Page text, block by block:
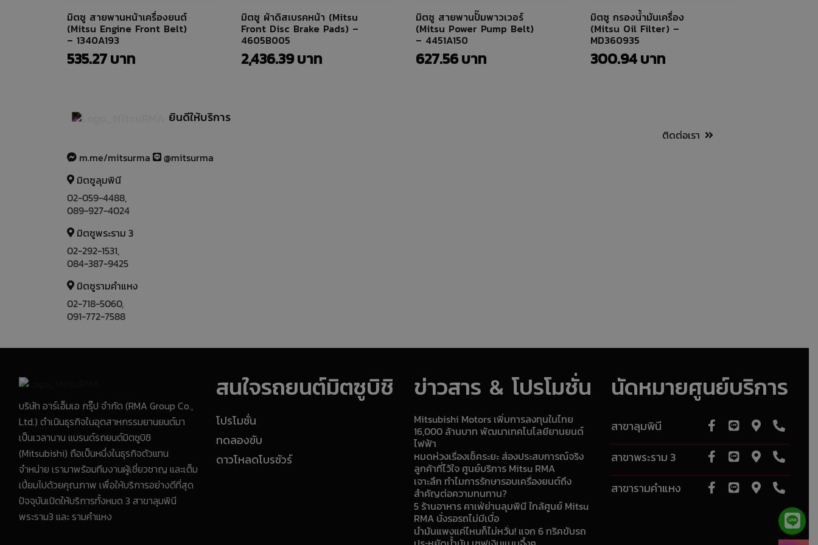
มิตซู สายพานหน้าเครื่องยนต์
(Mitsu Engine Front Belt)
– 1340A193
535.27
มิตซู ผ้าดิสเบรคหน้า (Mitsu
Front Disc Brake Pads) –
4605B005
2,436.39
มิตซู สายพานปั๊มพาวเวอร์
(Mitsu Power Pump Belt)
– 4451A150
627.56
มิตซู กรองน้ำมันเครื่อง
(Mitsu Oil Filter) –
MD360935
300.94
ยินดีให้บริการ
ติดต่อเรา
m.me/mitsurma @mitsurma
มิตซูลุมพินี
02-059-4488,
089-927-4024
มิตซูพระราม 3
02-292-1531
084-387-9425
มิตซูรามคำแหง
02-718-5060,
091-772-7588
บริษัท อาร์เอ็มเอ กรุ๊ป จำกัด (RMA Group Co.,
Ltd.) ดำเนินธุรกิจในอุตสาหกรรมยานยนต์มา
เป็นเวลานาน แบรนด์รถยนต์มิตซูบิชิ
(Mitsubishi) ถือเป็นหนึ่งในธุรกิจตัวแทน
จำหน่าย เรามาพร้อมทีมงานผู้เชี่ยวชาญ และเต็ม
เปี่ยมไปด้วยคุณภาพ เพื่อให้บริการอย่างดีที่สุด
ปัจจุบันเปิดให้บริการทั้งหมด 3 สาขาลุมพินี
พระราม3 และ รามคำแหง
สนใจรถยนต์มิตซูบิชิ
โปรโมชั่น
ทดลองขับ
ดาวโหลดโบรชัวร์
ข่าวสาร & โปรโมชั่น
Mitsubishi Motors เพิ่มการลงทุนในไทย
16,000 ล้านบาท พัฒนาเทคโนโลยียานยนต์
ไฟฟ้า
หมดห่วงเรื่องเช็คระยะ ส่องประสบการณ์จริง
ลูกค้าที่ไว้ใจ ศูนย์บริการ Mitsu RMA
เจาะลึก ทำไมการรักษารอบเครื่องยนต์ถึง
สำคัญต่อความทนทาน?
5 ร้านอาหาร คาเฟ่ย่านลุมพินี ใกล้ศูนย์ Mitsu
RMA นั่งรอรถไม่มีเบื่อ
น้ำมันแพงแค่ไหนก็ไม่หวั่น! แจก 6 ทริคขับรถ
นัดหมายศูนย์บริการ
สาขาลุมพินี
สาขาพระราม 3
สาขารามคำแหง